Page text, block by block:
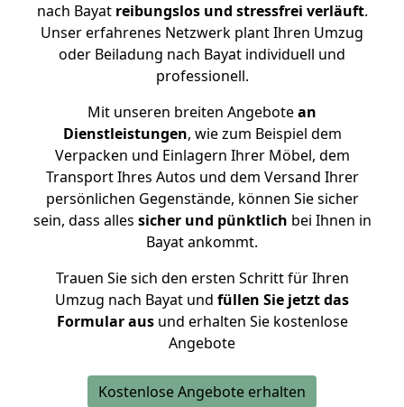
nach Bayat reibungslos und stressfrei verläuft.
Unser erfahrenes Netzwerk plant Ihren Umzug
oder Beiladung nach Bayat individuell und
professionell.
Mit unseren breiten Angebotean
Dienstleistungen, wie zum Beispiel dem
Verpacken und Einlagern Ihrer Möbel, dem
Transport Ihres Autos und dem Versand Ihrer
persönlichen Gegenstände, können Sie sicher
sein, dass alles sicher und pünktlich bei Ihnen in
Bayat ankommt.
Trauen Sie sich den ersten Schritt für Ihren
Umzug nach Bayat und füllen Sie jetzt das
Formular ausund erhalten Sie kostenlose
Angebote
Kostenlose Angebote erhalten